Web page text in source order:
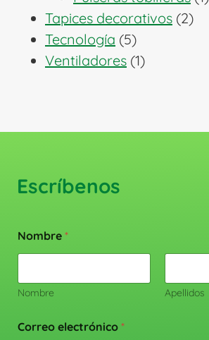
Tapices decorativos 22
Tecnología 55
productos
Ventiladores 11
Escríbenos
Nombre *
Nombre Apellidos
Correo electrónico *